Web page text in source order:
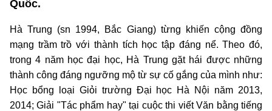
Quốc.
Hà Trung (sn 1994, Bắc Giang) từng khiến cộng đồng
mạng trầm trồ với thành tích học tập đáng nể. Theo đó,
trong 4 năm học đại học, Hà Trung gặt hái được những
thành công đáng ngưỡng mộ từ sự cố gắng của mình như:
Học bổng loại Giỏi trường Đại học Hà Nội năm 2013,
2014; Giải "Tác phẩm hay" tại cuộc thi viết Văn bằng tiếng